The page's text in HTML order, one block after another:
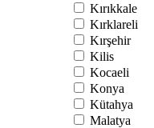
Kırıkkale
Kırklareli
Kırşehir
Kilis
Kocaeli
Konya
Kütahya
Malatya